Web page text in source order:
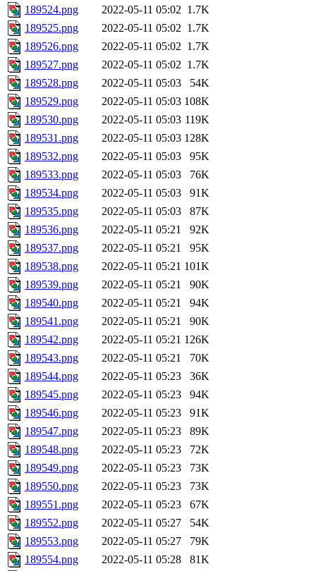
189524.png
2022-05-11 05:02 1.7K
189525.png
2022-05-11 05:02 1.7K
189526.png
2022-05-11 05:02 1.7K
189527.png
2022-05-11 05:02 1.7K
189528.png
2022-05-11 05:03
54K
189529.png
2022-05-11 05:03 108K
189530.png
2022-05-11 05:03 119K
189531.png
2022-05-11 05:03 128K
189532.png
2022-05-11 05:03
95K
189533.png
2022-05-11 05:03
76K
189534.png
2022-05-11 05:03
91K
189535.png
2022-05-11 05:03
87K
189536.png
2022-05-11 05:21
92K
189537.png
2022-05-11 05:21
95K
189538.png
2022-05-11 05:21 101K
189539.png
2022-05-11 05:21
90K
189540.png
2022-05-11 05:21
94K
189541.png
2022-05-11 05:21
90K
189542.png
2022-05-11 05:21 126K
189543.png
2022-05-11 05:21
70K
189544.png
2022-05-11 05:23
36K
189545.png
2022-05-11 05:23
94K
189546.png
2022-05-11 05:23
91K
189547.png
2022-05-11 05:23
89K
189548.png
2022-05-11 05:23
72K
189549.png
2022-05-11 05:23
73K
189550.png
2022-05-11 05:23
73K
189551.png
2022-05-11 05:23
67K
189552.png
2022-05-11 05:27
54K
189553.png
2022-05-11 05:27
79K
189554.png
2022-05-11 05:28
81K